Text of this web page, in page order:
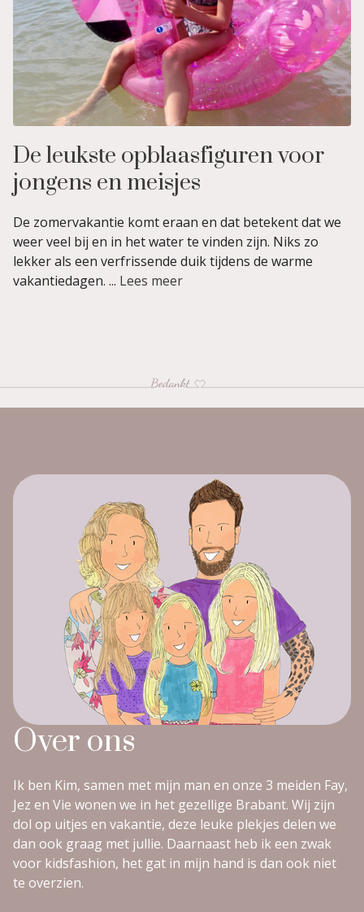
De leukste opblaasfiguren voor
jongens en meisjes
De zomervakantie komt eraan en dat betekent dat we
weer veel bij en in het water te vinden zijn. Niks zo
lekker als een verfrissende duik tijdens de warme
vakantiedagen. ... Lees meer
Over ons
Ik ben Kim, samen met mijn man en onze 3 meiden Fay,
Jez en Vie wonen we in het gezellige Brabant. Wij zijn
dol op uitjes en vakantie, deze leuke plekjes delen we
dan ook graag met jullie. Daarnaast heb ik een zwak
voor kidsfashion, het gat in mijn hand is dan ook niet
te overzien.